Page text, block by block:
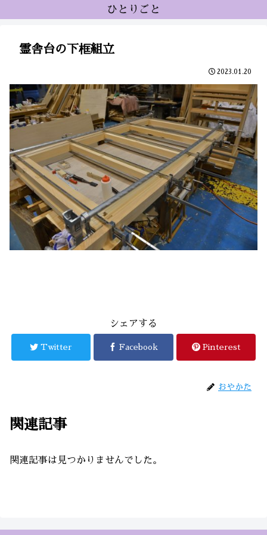
ひとりごと
霊舎台の下框組立
2023.01.20
シェアする
Twitter Facebook Pinterest
おやかた
関連記事
関連記事は見つかりませんでした。